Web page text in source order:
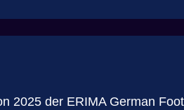
2025 der ERIMA German